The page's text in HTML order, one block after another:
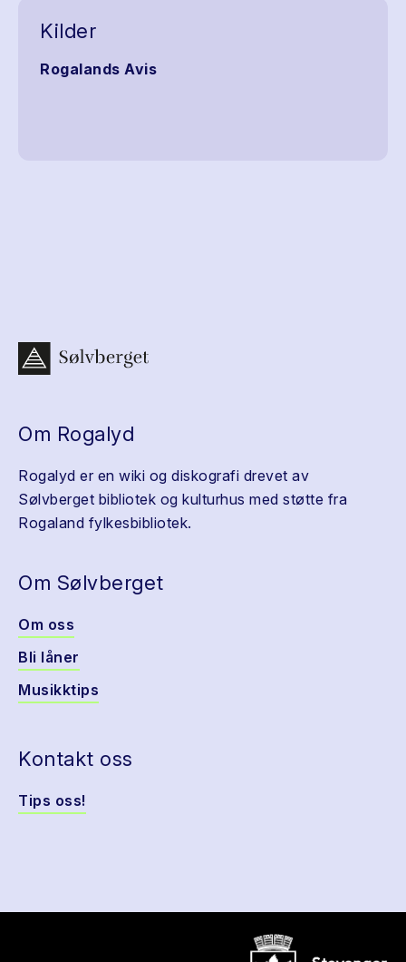
Kilder
Rogalands Avis
Om Rogalyd
Rogalyd er en wiki og diskografi drevet av
Sølvberget bibliotek og kulturhus med støtte fra
Rogaland fylkesbibliotek.
Om Sølvberget
Om oss
Bli låner
Musikktips
Kontakt oss
Tips oss!